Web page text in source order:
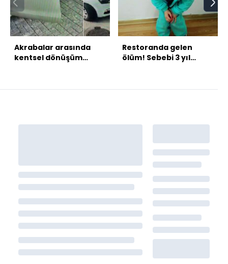
Akrabalar arasında
kentsel dönüşüm
Restoranda gelen
ölüm! Sebebi 3 yıl